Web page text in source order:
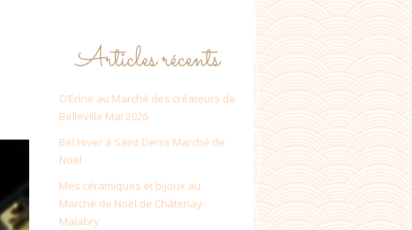
Articles récents
O’Erine au Marché des créateurs de
Belleville Mai 2026
Bel Hiver à Saint Denis Marché de
Noël
Mes céramiques et bijoux au
Marché de Noël de Châtenay-
Malabry